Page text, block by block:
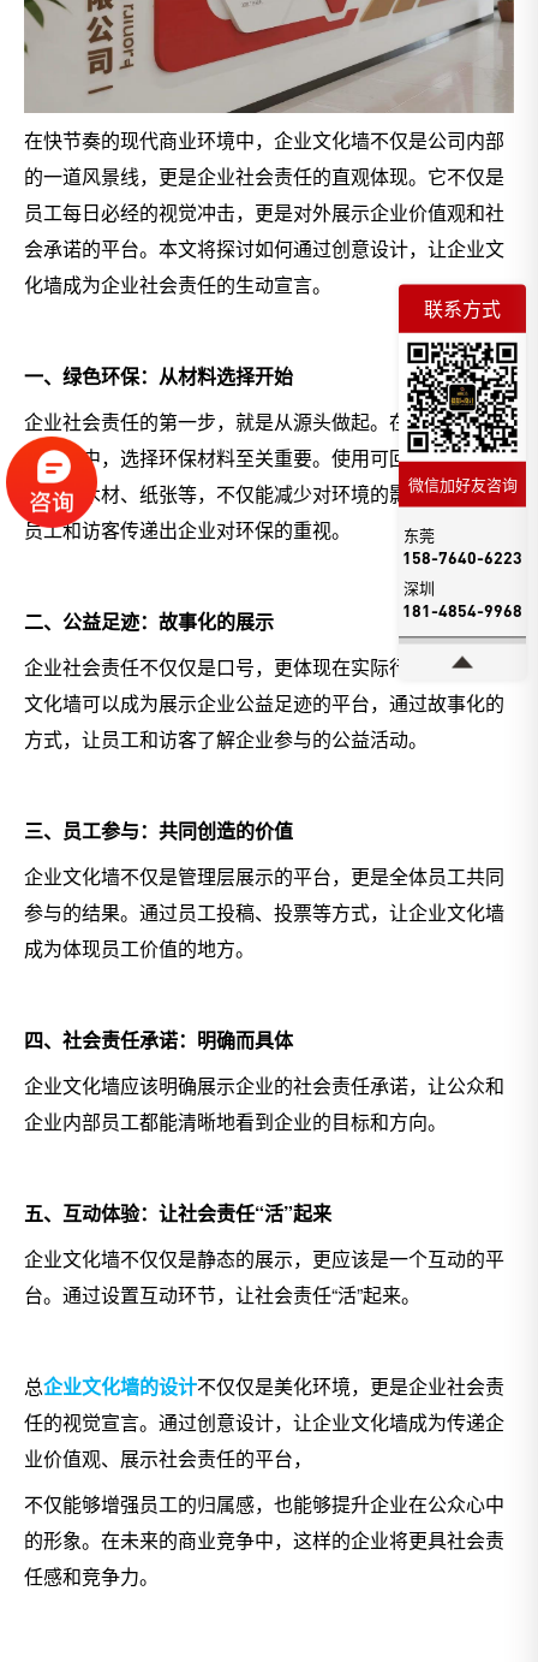
在快节奏的现代商业环境中，企业文化墙不仅是公司内部
的一道风景线，更是企业社会责任的直观体现。它不仅是
员工每日必经的视觉冲击，更是对外展示企业价值观和社
会承诺的平台。本文将探讨如何通过创意设计，让企业文
化墙成为企业社会责任的生动宣言。
一、绿色环保：从材料选择开始
企业社会责任的第一步，就是从源头做起。在企业文化墙
的设计中，选择环保材料至关重要。使用可回收或可持续
来源的木材、纸张等，不仅能减少对环境的影响，还能向
员工和访客传递出企业对环保的重视。
二、公益足迹：故事化的展示
企业社会责任不仅仅是口号，更体现在实际行动中。企业
文化墙可以成为展示企业公益足迹的平台，通过故事化的
方式，让员工和访客了解企业参与的公益活动。
三、员工参与：共同创造的价值
企业文化墙不仅是管理层展示的平台，更是全体员工共同
参与的结果。通过员工投稿、投票等方式，让企业文化墙
成为体现员工价值的地方。
四、社会责任承诺：明确而具体
企业文化墙应该明确展示企业的社会责任承诺，让公众和
企业内部员工都能清晰地看到企业的目标和方向。
五、互动体验：让社会责任“活”起来
企业文化墙不仅仅是静态的展示，更应该是一个互动的平
台。通过设置互动环节，让社会责任“活”起来。
总企业文化墙的设计不仅仅是美化环境，更是企业社会责
任的视觉宣言。通过创意设计，让企业文化墙成为传递企
业价值观、展示社会责任的平台，
不仅能够增强员工的归属感，也能够提升企业在公众心中
的形象。在未来的商业竞争中，这样的企业将更具社会责
任感和竞争力。
联系方式
微信加好友咨询
东莞
158-7640-6223
深圳
181-4854-9968